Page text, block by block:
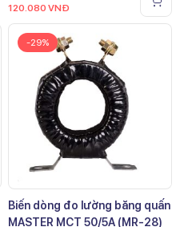
120.080 VNĐ
-29%
Biến dòng đo lường băng quấn
MASTER MCT 50/5A (MR-28)